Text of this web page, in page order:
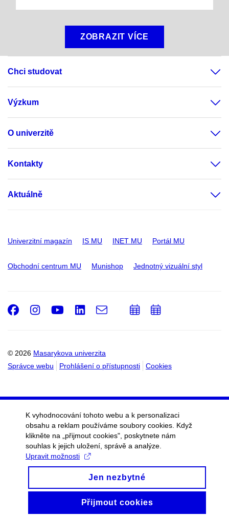
ZOBRAZIT VÍCE
Chci studovat
Výzkum
O univerzitě
Kontakty
Aktuálně
Univerzitní magazín IS MU INET MU Portál MU
Obchodní centrum MU Munishop Jednotný vizuální styl
© 2026 Masarykova univerzita
Správce webu
Prohlášení o přístupnosti Cookies
Facebook
Instagram
Youtube
LinkedIn
e-
PřidatPřidat
K vyhodnocování tohoto webu a k personalizaci
obsahu a reklam používáme soubory cookies. Když
klikněte na „přijmout cookies", poskytnete nám
souhlas k jejich uložení, správě a analýze.
Upravit možnosti
Jen nezbytné
Přijmout cookies